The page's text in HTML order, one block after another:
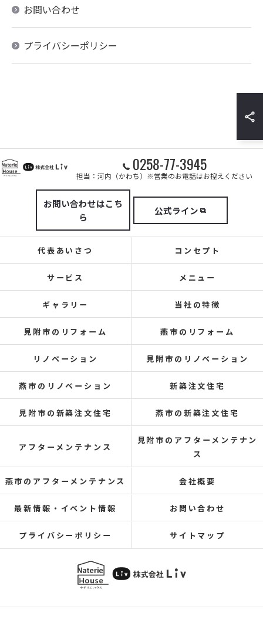
お問い合わせ
プライバシーポリシー
0258-77-3945
担当：河内（かわち）※営業のお電話はお控えください
お問い合わせはこち
ら
公式ライン
代表あいさつ コンセプト
サービス メニュー
ギャラリー 当社の特徴
見附市のリフォーム 燕市のリフォーム
リノベーション 見附市のリノベーション
燕市のリノベーション 新築注文住宅
見附市の新築注文住宅 燕市の新築注文住宅
アフターメンテナンス
見附市のアフターメンテナン
ス
燕市のアフターメンテナンス 会社概要
最新情報・イベント情報 お問い合わせ
プライバシーポリシー サイトマップ